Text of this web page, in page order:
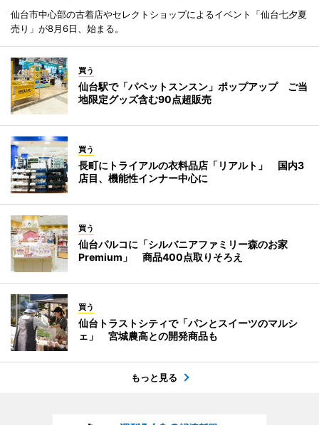
仙台市中心部の古着店やセレクトショップによるイベント「仙台七夕夏
売り」が8月6日、始まる。
買う
仙台駅で「パペットスンスン」ポップアップ ご当
地限定グッズ含む90点超販売
買う
長町にトライアルの衣料品店「リアルト」 国内3
店目、機能性インナー中心に
買う
仙台パルコに「シルバニアファミリー森のお家
Premium」 商品400点取りそろえ
買う
仙台トラストシティで「パンとスイーツのマルシ
ェ」 宮城農高との開発商品も
もっと見る